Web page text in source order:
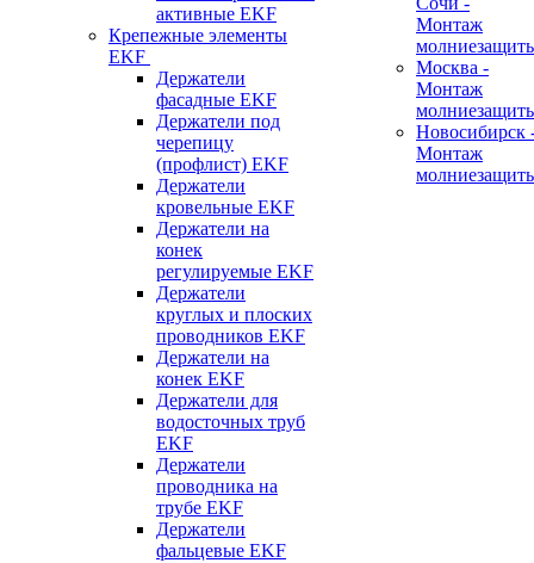
активные EKF
Крепежные элементы
EKF
Держатели
фасадные EKF
Держатели под
черепицу
(профлист) EKF
Держатели
кровельные EKF
Держатели на
конек
регулируемые EKF
Держатели
круглых и плоских
проводников EKF
Держатели на
конек EKF
Держатели для
водосточных труб
EKF
Держатели
проводника на
трубе EKF
Держатели
фальцевые EKF
Монтаж
Москва -
Монтаж
Новосибирск
Монтаж